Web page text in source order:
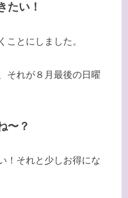
たい！
ことにしました。
それが８月最後の日曜
〜？
！それと少しお得にな